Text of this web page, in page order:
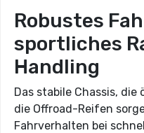
Robustes
sportliches
Handling
Das stabile Chassis,
die Offroad-Reifen
Fahrverhalten bei